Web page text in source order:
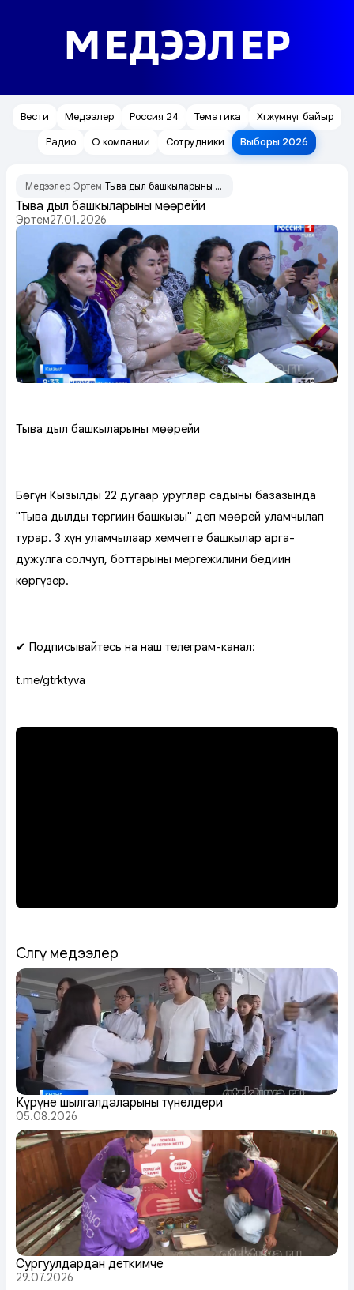
МЕДЭЭЛЕР
Вести Медээлер Россия 24 Тематика
Хөгжүмнүг байыр
Радио
О компании Сотрудники Выборы 2026
Медээлер Эртем Тыва дыл башкыларының мөөрейи
Тыва дыл башкыларының мөөрейи
Эртем27.01.2026
Тыва дыл башкыларының мөөрейи
Бөгүн Кызылдың 22 дугаар уруглар садының базазында
"Тыва дылдың тергиин башкызы" деп мөөрей уламчылап
турар. 3 хүн уламчылаар хемчегге башкылар арга-
дужулга солчуп, боттарының мергежилиниң бедиин
көргүзер.
✔ Подписывайтесь на наш телеграм-канал:
t.me/gtrktyva
Сөөлгү медээлер
Күрүне шылгалдаларының түңнелдери
05.08.2026
Сургуулдардан деткимче
29.07.2026